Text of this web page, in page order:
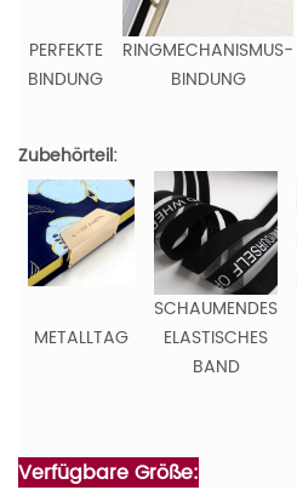
PERFEKTE
BINDUNG
RINGMECHANISMUS-
BINDUNG
Zubehörteil:
METALLTAG
SCHAUMENDES
ELASTISCHES
BAND
Verfügbare Größe: